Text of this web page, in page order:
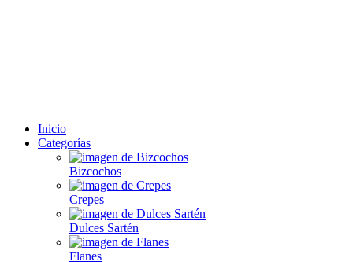
Inicio
Categorías
Bizcochos
Crepes
Dulces Sartén
Flanes